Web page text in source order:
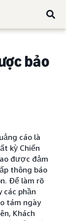
bảo
cáo là
kỳ Chiến
được đảm
thông báo
Để làm rõ
các phần
tám ngày
Khách